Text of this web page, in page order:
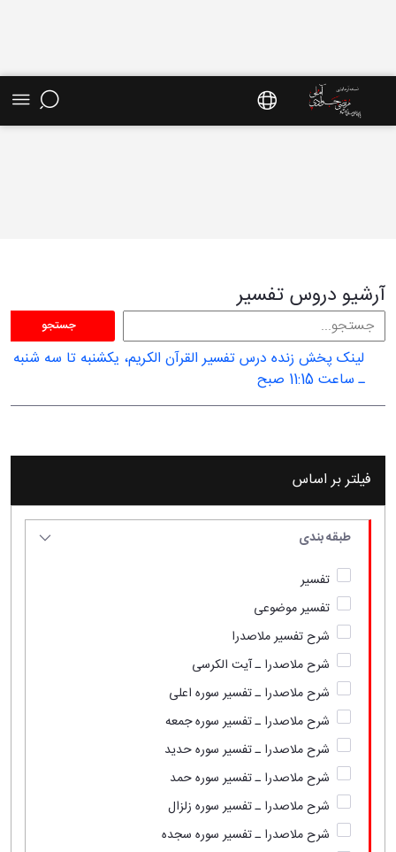
آرشیو دروس تفسیر
جستجو
لینک پخش زنده درس تفسیر القرآن الکریم، یکشنبه تا سه شنبه
ـ ساعت 11:15 صبح
فیلتر بر اساس
طبقه بندی
تفسیر
تفسیر موضوعی
شرح تفسیر ملاصدرا
شرح ملاصدرا ـ آیت الکرسی
شرح ملاصدرا ـ تفسیر سوره اعلی
شرح ملاصدرا ـ تفسیر سوره جمعه
شرح ملاصدرا ـ تفسیر سوره حدید
شرح ملاصدرا ـ تفسیر سوره حمد
شرح ملاصدرا ـ تفسیر سوره زلزال
شرح ملاصدرا ـ تفسیر سوره سجده